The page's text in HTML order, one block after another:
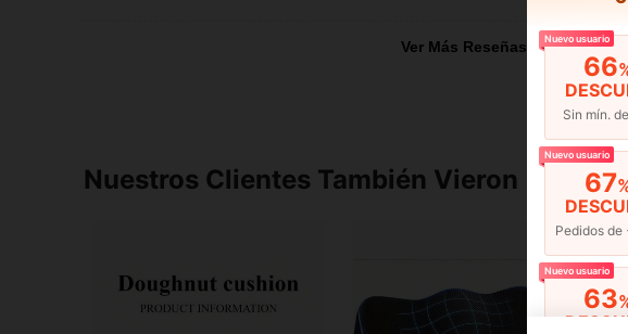
Ver Más Reseñas
Nuestros Clientes También Vieron
Nuevo usuario
66
Sin mín.
Nuevo usuario
67
Pedidos de
Nuevo usuario
63